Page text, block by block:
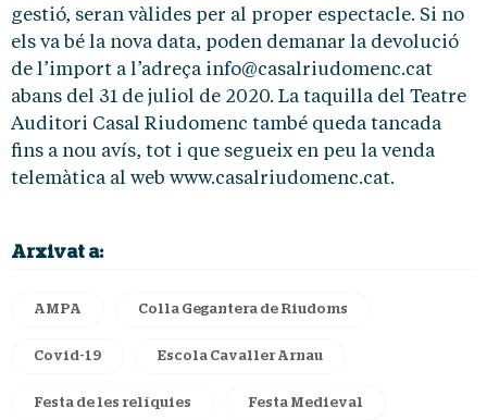
gestió, seran vàlides per al proper espectacle. Si no
els va bé la nova data, poden demanar la devolució
de l’import a l’adreça info@casalriudomenc.cat
abans del 31 de juliol de 2020. La taquilla del Teatre
Auditori Casal Riudomenc també queda tancada
fins a nou avís, tot i que segueix en peu la venda
telemàtica al web www.casalriudomenc.cat.
Arxivat a:
AMPA Colla Gegantera de Riudoms
Covid-19 Escola Cavaller Arnau
Festa de les relíquies Festa Medieval